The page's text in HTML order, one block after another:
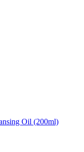
Oil (200ml)